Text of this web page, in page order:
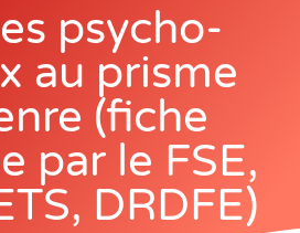
psycho-
au prisme
(fiche
par le FSE,
DRDFE)